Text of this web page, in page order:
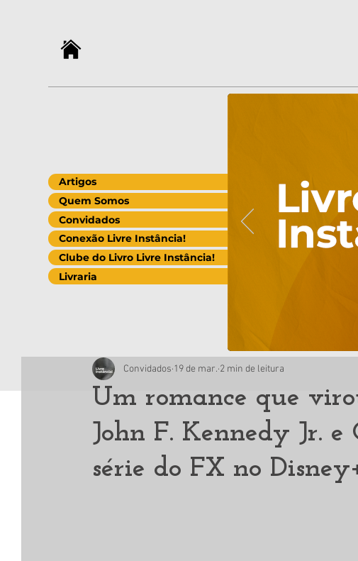
Artigos
Quem Somos
Convidados
Conexão Livre Instância!
Clube do Livro Livre Instância!
Livraria
Um romance que
John F. Kennedy Jr. e
série do FX no
Convidados 19 de mar. 2 min de leitura